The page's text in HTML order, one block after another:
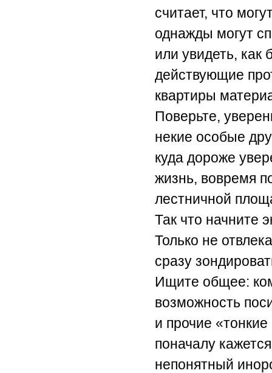
считает, что
однажды могут
или увидеть, как
действующие
квартиры
Поверьте,
некие особые
куда дороже
жизнь, вовремя
лестничной
Так что начните
Только не
сразу
Ищите общее:
возможность
и прочие
поначалу
непонятный